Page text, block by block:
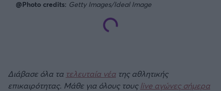
@Photo credits: Getty Images/Ideal Image
Διάβασε όλα τα τελευταία νέα της αθλητικής
επικαιρότητας. Μάθε για όλους τους live αγώνες σήμερα